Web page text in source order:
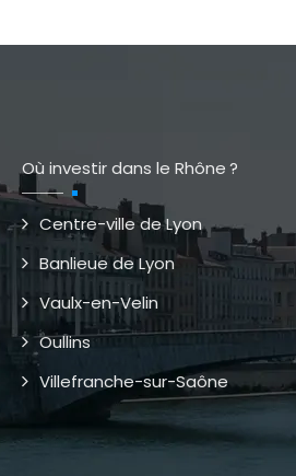
Où investir dans le Rhône ?
Centre-ville de Lyon
Banlieue de Lyon
Vaulx-en-Velin
Oullins
Villefranche-sur-Saône